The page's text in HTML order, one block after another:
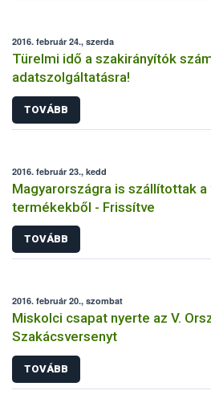
2016. február 24., szerda
Türelmi idő a szakirányítók
adatszolgáltatásra!
TOVÁBB
2016. február 23., kedd
Magyarországra is szállítottak
termékekből - Frissítve
TOVÁBB
2016. február 20., szombat
Miskolci csapat nyerte az V.
Szakácsversenyt
TOVÁBB